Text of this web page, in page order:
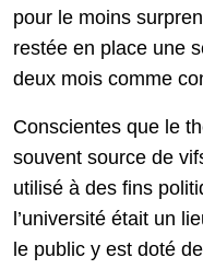
pour le moins
restée en place une
deux mois comme
Conscientes que le
souvent source de
utilisé à des fins
l’université était un
le public y est doté